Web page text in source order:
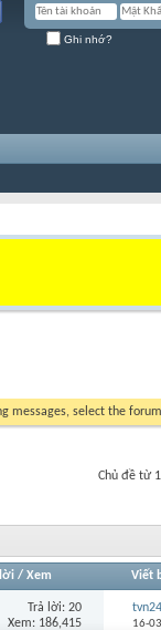
Ghi nhớ?
messages, select the
Chủ đề từ
/ Xem Viết
Trả lời: 20
Xem: 186,415
16-